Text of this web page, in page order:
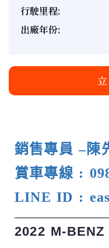
行駛里程:
出廠年份:
銷售專員 –陳
賞車專線 :
LINE ID :
2022 M-BENZ